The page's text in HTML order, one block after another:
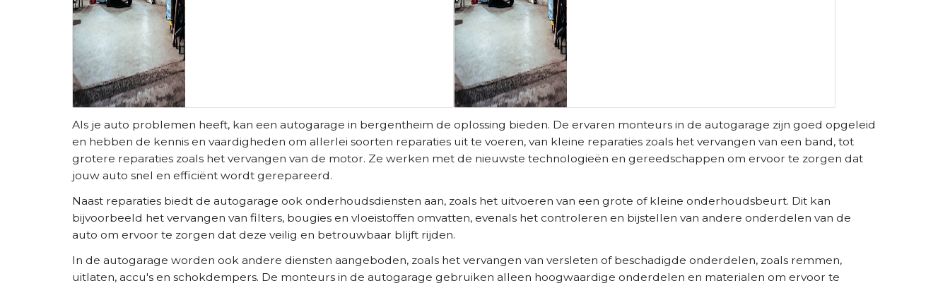
Als je auto problemen heeft, kan een autogarage in bergentheim de oplossing bieden. De ervaren monteurs in de autogarage zijn goed opgeleid
en hebben de kennis en vaardigheden om allerlei soorten reparaties uit te voeren, van kleine reparaties zoals het vervangen van een band, tot
grotere reparaties zoals het vervangen van de motor. Ze werken met de nieuwste technologieën en gereedschappen om ervoor te zorgen dat
jouw auto snel en efficiënt wordt gerepareerd.
Naast reparaties biedt de autogarage ook onderhoudsdiensten aan, zoals het uitvoeren van een grote of kleine onderhoudsbeurt. Dit kan
bijvoorbeeld het vervangen van filters, bougies en vloeistoffen omvatten, evenals het controleren en bijstellen van andere onderdelen van de
auto om ervoor te zorgen dat deze veilig en betrouwbaar blijft rijden.
In de autogarage worden ook andere diensten aangeboden, zoals het vervangen van versleten of beschadigde onderdelen, zoals remmen,
uitlaten, accu's en schokdempers. De monteurs in de autogarage gebruiken alleen hoogwaardige onderdelen en materialen om ervoor te